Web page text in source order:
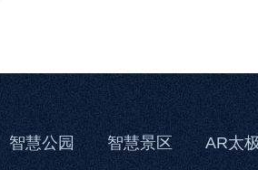
智慧公园 智慧景区 AR太